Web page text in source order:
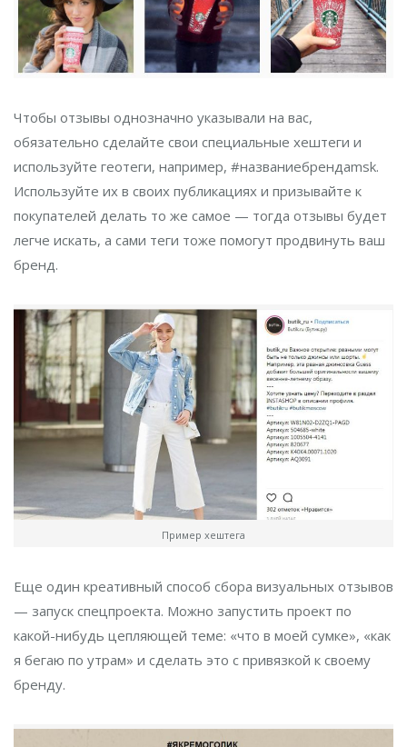
Чтобы отзывы однозначно указывали на вас,
обязательно сделайте свои специальные хештеги и
используйте геотеги, например, #названиебрендаmsk.
Используйте их в своих публикациях и призывайте к
покупателей делать то же самое — тогда отзывы будет
легче искать, а сами теги тоже помогут продвинуть ваш
бренд.
Пример хештега
Еще один креативный способ сбора визуальных отзывов
— запуск спецпроекта. Можно запустить проект по
какой-нибудь цепляющей теме: «что в моей сумке», «как
я бегаю по утрам» и сделать это с привязкой к своему
бренду.